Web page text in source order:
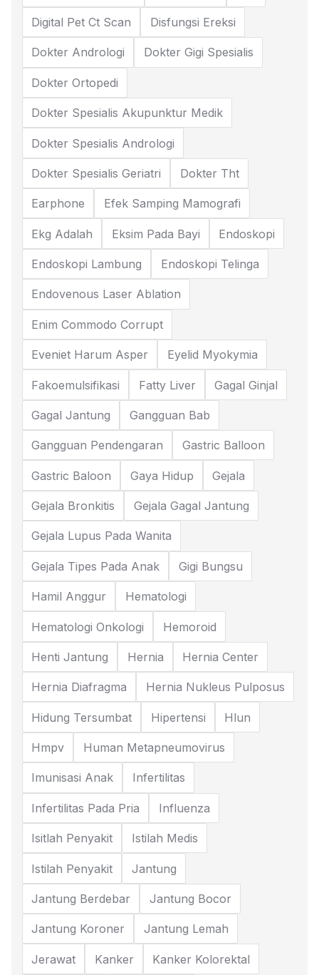
Digital Pet Ct Scan Disfungsi Ereksi
Dokter Andrologi Dokter Gigi Spesialis
Dokter Ortopedi
Dokter Spesialis Akupunktur Medik
Dokter Spesialis Andrologi
Dokter Spesialis Geriatri Dokter Tht
Earphone Efek Samping Mamografi
Ekg Adalah Eksim Pada Bayi Endoskopi
Endoskopi Lambung Endoskopi Telinga
Endovenous Laser Ablation
Enim Commodo Corrupt
Eveniet Harum Asper Eyelid Myokymia
Fakoemulsifikasi Fatty Liver Gagal Ginjal
Gagal Jantung Gangguan Bab
Gangguan Pendengaran Gastric Balloon
Gastric Baloon Gaya Hidup Gejala
Gejala Bronkitis Gejala Gagal Jantung
Gejala Lupus Pada Wanita
Gejala Tipes Pada Anak Gigi Bungsu
Hamil Anggur Hematologi
Hematologi Onkologi Hemoroid
Henti Jantung Hernia Hernia Center
Hernia Diafragma Hernia Nukleus Pulposus
Hidung Tersumbat Hipertensi Hlun
Hmpv Human Metapneumovirus
Imunisasi Anak Infertilitas
Infertilitas Pada Pria Influenza
Isitlah Penyakit Istilah Medis
Istilah Penyakit Jantung
Jantung Berdebar Jantung Bocor
Jantung Koroner Jantung Lemah
Jerawat Kanker Kanker Kolorektal